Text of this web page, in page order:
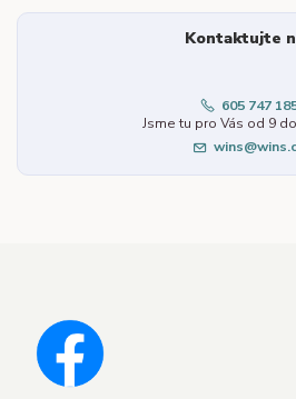
Kontaktujte
605 747
Jsme tu pro Vás od 9